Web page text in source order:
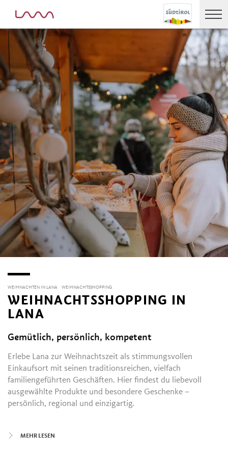
WEIHNACHTEN IN LANA WEIHNACHTSSHOPPING
WEIHNACHTSSHOPPING IN
LANA
Gemütlich, persönlich, kompetent
Erlebe Lana zur Weihnachtszeit als stimmungsvollen
Einkaufsort mit seinen traditionsreichen, vielfach
familiengeführten Geschäften. Hier findest du liebevoll
ausgewählte Produkte und besondere Geschenke –
persönlich, regional und einzigartig.
historische Einkaufsviertel verwandelt sich zur
MEHR LESEN